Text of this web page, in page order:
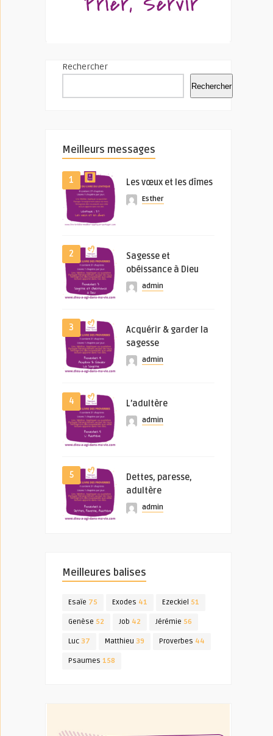
Rechercher
Rechercher
Meilleurs messages
1 Les vœux et les dîmes
Esther
2
Sagesse et
obéissance à Dieu
admin
3
Acquérir & garder la
sagesse
admin
4 L’adultère
admin
5
Dettes, paresse,
adultère
admin
Meilleures balises
Esaïe 75 Exodes 41 Ezeckiel 51
Genèse 52 Job 42 Jérémie 56
Luc 37 Matthieu 39 Proverbes 44
Psaumes 158